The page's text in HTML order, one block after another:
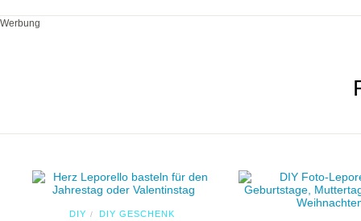
Werbung
DIY / DIY GESCHENK